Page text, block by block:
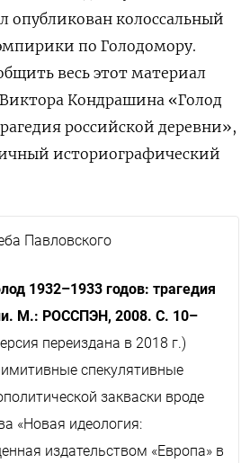
колоссальный
по Голодомору.
весь этот материал
Кондрашина «Голод
российской деревни»,
историографический
Павловского
1932–1933 годов: трагедия
М.: РОССПЭН, 2008. С. 10–
переиздана в 2018 г.)
спекулятивные
закваски вроде
«Новая идеология:
издательством «Европа» в